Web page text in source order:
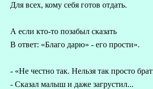
Для всех, кому себя готов отдать.
А если кто-то позабыл сказать
В ответ: «Благо дарю» - его прости».
- «Не честно так. Нельзя так просто
- Сказал малыш и даже загрустил...